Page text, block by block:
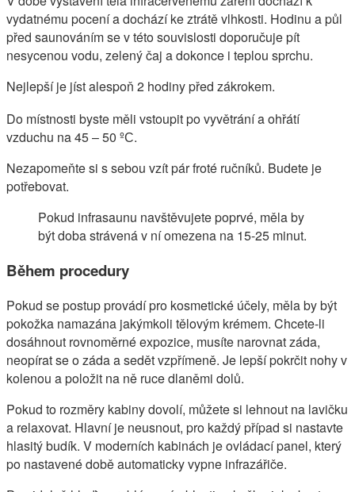
vydatnému pocení a dochází ke ztrátě vlhkosti. Hodinu a půl
před saunováním se v této souvislosti doporučuje pít
nesycenou vodu, zelený čaj a dokonce i teplou sprchu.
Nejlepší je jíst alespoň 2 hodiny před zákrokem.
Do místnosti byste měli vstoupit po vyvětrání a ohřátí
vzduchu na 45 – 50 ºС.
Nezapomeňte si s sebou vzít pár froté ručníků. Budete je
potřebovat.
Pokud infrasaunu navštěvujete poprvé, měla by
být doba strávená v ní omezena na 15-25 minut.
Během procedury
Pokud se postup provádí pro kosmetické účely, měla by být
pokožka namazána jakýmkoli tělovým krémem. Chcete-li
dosáhnout rovnoměrné expozice, musíte narovnat záda,
neopírat se o záda a sedět vzpřímeně. Je lepší pokrčit nohy v
kolenou a položit na ně ruce dlaněmi dolů.
Pokud to rozměry kabiny dovolí, můžete si lehnout na lavičku
a relaxovat. Hlavní je neusnout, pro každý případ si nastavte
hlasitý budík. V moderních kabinách je ovládací panel, který
po nastavené době automaticky vypne infrazářiče.